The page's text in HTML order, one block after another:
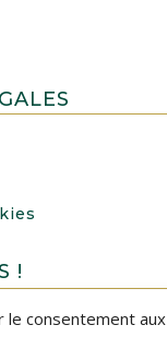
le consentement aux
!